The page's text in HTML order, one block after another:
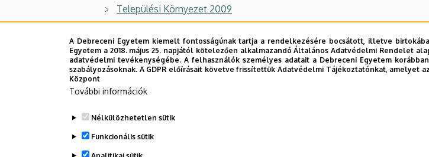
Települési Környezet 2009
IV. Kárpát-medencei Környezettudományi Konferencia 2008 II. kötet
Tájkutatás– Tájökológia 2008
Települési Környezet 2008
Tiszteletkötet Martonné Dr. Erdős Katalin egyetemi docens 60.
Debreceni Földrajzi Disputa 2005
A Debreceni Egyetem kiemelt fontosságúnak tartja a rendelkezésére bocsátott, illetve
Egyetem a 2018. május 25. napjától kötelezően alkalmazandó Általános Adatvédelmi Rendelet
adatvédelmi tevékenységébe. A felhasználók személyes adatait a Debreceni Egyetem
szabályozásoknak. A GDPR előírásait követve frissítettük Adatvédelmi Tájékoztatónkat, amelyet
Központ
További információk
Nélkülözhetetlen sütik
Funkcionális sütik